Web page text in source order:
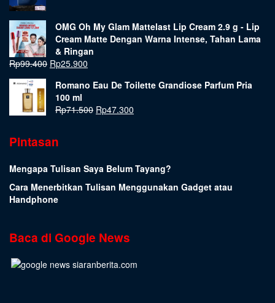
OMG Oh My Glam Mattelast Lip Cream 2.9 g - Lip
Cream Matte Dengan Warna Intense, Tahan Lama
& Ringan
Rp99.400 Rp25.900
Romano Eau De Toilette Grandiose Parfum Pria
100 ml
Rp71.500 Rp47.300
Pintasan
Mengapa Tulisan Saya Belum Tayang?
Cara Menerbitkan Tulisan Menggunakan Gadget atau
Handphone
Baca di Google News